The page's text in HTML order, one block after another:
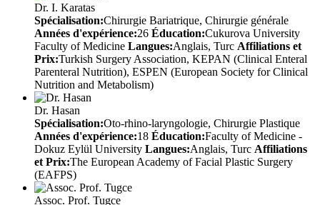
Dr. I. Karatas
Spécialisation:Chirurgie Bariatrique, Chirurgie générale
Années d'expérience:26 Éducation:Cukurova University
Faculty of Medicine Langues:Anglais, Turc Affiliations et
Prix:Turkish Surgery Association, KEPAN (Clinical Enteral
Parenteral Nutrition), ESPEN (European Society for Clinical
Nutrition and Metabolism)
Dr. Hasan
Spécialisation:Oto-rhino-laryngologie, Chirurgie Plastique
Années d'expérience:18 Éducation:Faculty of Medicine -
Dokuz Eylül University Langues:Anglais, Turc Affiliations
et Prix:The European Academy of Facial Plastic Surgery
(EAFPS)
Assoc. Prof. Tugce